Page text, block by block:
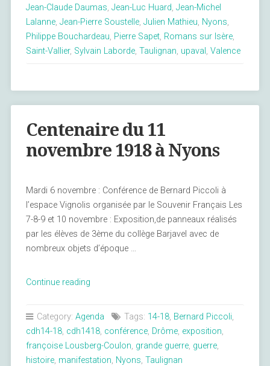
CDH14-
18 »
Jean-Claude Daumas, Jean-Luc Huard, Jean-Michel
Lalanne, Jean-Pierre Soustelle, Julien Mathieu, Nyons,
Philippe Bouchardeau, Pierre Sapet, Romans sur Isère,
Saint-Vallier, Sylvain Laborde, Taulignan, upaval , Valence
Centenaire du 11
novembre 1918 à Nyons
Mardi 6 novembre : Conférence de Bernard Piccoli à
l’espace Vignolis organisée par le Souvenir Français Les
7-8-9 et 10 novembre : Exposition,de panneaux réalisés
par les élèves de 3ème du collège Barjavel avec de
nombreux objets d’époque …
Continue reading« Centenaire
11
novembre
1918
Category: Agenda Tags: 14-18, Bernard Piccoli,
cdh14-18, cdh1418, conférence, Drôme, exposition,
françoise Lousberg-Coulon, grande guerre, guerre,
histoire, manifestation, Nyons, Taulignan